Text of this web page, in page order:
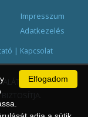
Impresszum
Adatkezelés
| Kapcsolat
ÉS ÜGYVITELI
BIZTOSÍTJA.
Elfogadom